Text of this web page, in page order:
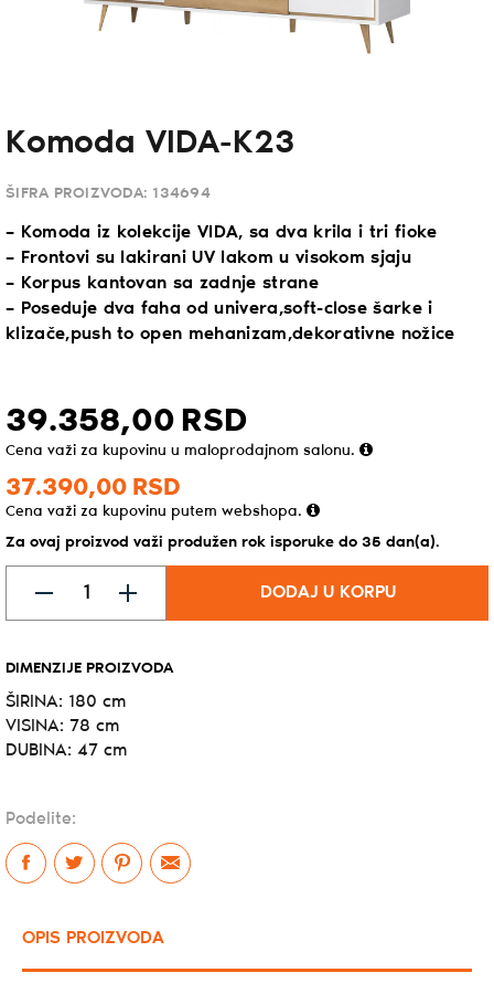
Komoda VIDA-K23
ŠIFRA PROIZVODA: 134694
– Komoda iz kolekcije VIDA, sa dva krila i tri fioke
– Frontovi su lakirani UV lakom u visokom sjaju
– Korpus kantovan sa zadnje strane
– Poseduje dva faha od univera,soft-close šarke i
klizače,push to open mehanizam,dekorativne nožice
39.358,00 RSD
Cena važi za kupovinu u maloprodajnom salonu.
37.390,00 RSD
Cena važi za kupovinu putem webshopa.
Za ovaj proizvod važi produžen rok isporuke do 35 dan(a).
DODAJ U KORPU
DIMENZIJE PROIZVODA
ŠIRINA: 180 cm
VISINA: 78 cm
DUBINA: 47 cm
Podelite:
OPIS PROIZVODA